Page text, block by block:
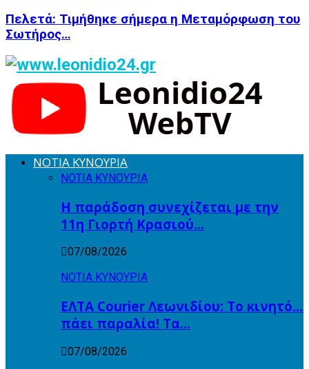
Πελετά: Τιμήθηκε σήμερα η Μεταμόρφωση του
Σωτήρος…
ΝΟΤΙΑ ΚΥΝΟΥΡΙΑ
ΝΟΤΙΑ ΚΥΝΟΥΡΙΑ
Η παράδοση συνεχίζεται με την
11η Γιορτή Κρασιού…
07/08/2026
ΝΟΤΙΑ ΚΥΝΟΥΡΙΑ
ΕΛΤΑ Courier Λεωνιδίου: Το κινητό…
πάει παραλία! Tα…
07/08/2026